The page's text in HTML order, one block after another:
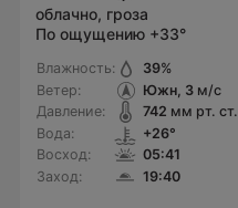
облачно, гроза
По ощущению +33°
Влажность:
Ветер:
Давление:
Вода:
Восход:
Заход:
39%
Южн, 3м/с
742 мм рт. ст.
+26°
05:41
19:40